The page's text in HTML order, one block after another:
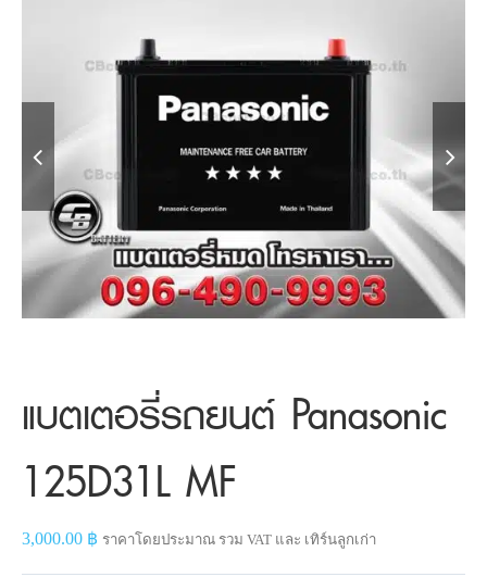
 
แบตเตอรี่รถยนต์ Panasonic
125D31L MF
3,000.00 ฿ ราคาโดยประมาณ รวม VAT และ เทิร์นลูกเก่า